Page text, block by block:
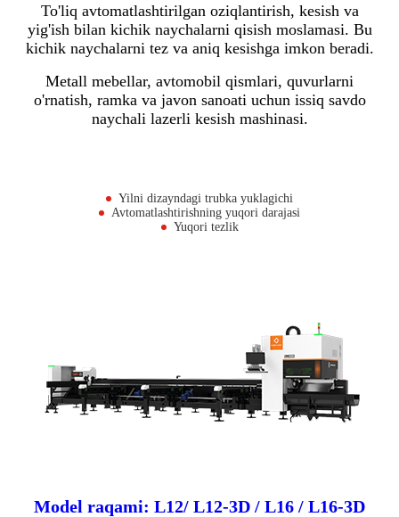
To'liq avtomatlashtirilgan oziqlantirish, kesish va
yig'ish bilan kichik naychalarni qisish moslamasi. Bu
kichik naychalarni tez va aniq kesishga imkon beradi.
Metall mebellar, avtomobil qismlari, quvurlarni
o'rnatish, ramka va javon sanoati uchun issiq savdo
naychali lazerli kesish mashinasi.
Yilni dizayndagi trubka yuklagichi
Avtomatlashtirishning yuqori darajasi
Yuqori tezlik
Model raqami: L12/ L12-3D / L16 / L16-3D